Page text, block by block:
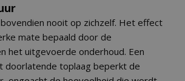
nooit op zichzelf. Het effect
mate bepaald door de
het uitgevoerde onderhoud. Een
doorlatende toplaag beperkt de